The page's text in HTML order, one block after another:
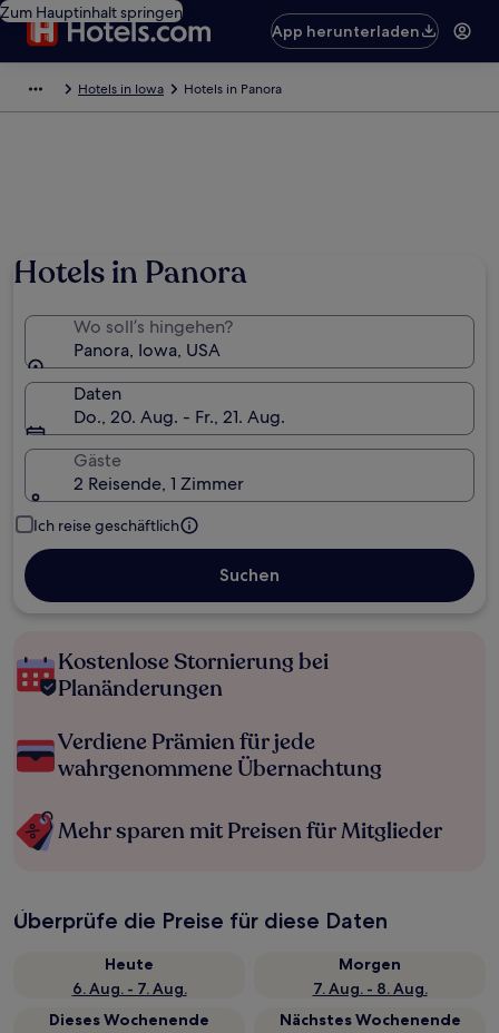
Zum Hauptinhalt springen
App herunterladen
Hotels in Iowa Hotels in Panora
Hotels in Panora
Wo soll’s hingehen?
Panora, Iowa, USA
Daten
Do., 20. Aug. - Fr., 21. Aug.
Gäste
2 Reisende, 1 Zimmer
Ich reise geschäftlich
Suchen
Kostenlose Stornierung bei
Planänderungen
Verdiene Prämien für jede
wahrgenommene Übernachtung
Mehr sparen mit Preisen für Mitglieder
Überprüfe die Preise für diese Daten
Heute
6. Aug. - 7. Aug.
Morgen
7. Aug. - 8. Aug.
Dieses Wochenende
Nächstes Wochenende